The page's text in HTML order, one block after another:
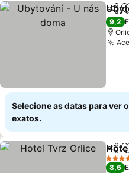
9,2
Selecione as datas para ver
exatos.
4
8,6